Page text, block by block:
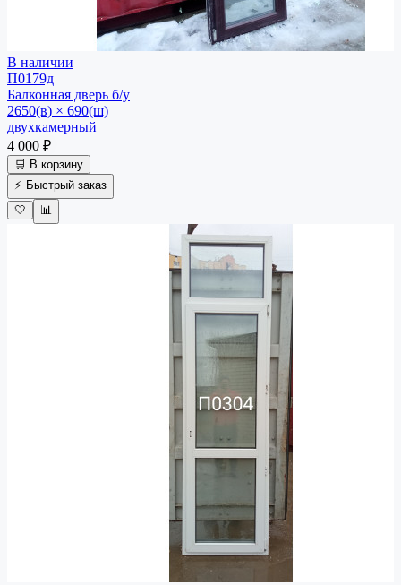
В наличии
П0179д
Балконная дверь б/у
2650(в) × 690(ш)
двухкамерный
4 000 ₽
🛒 В корзину
⚡ Быстрый заказ
🤍
📊